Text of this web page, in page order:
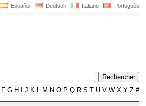
Español Deutsch Italiano Português
F G H J K L M N O P Q R S T U V W X Y Z #